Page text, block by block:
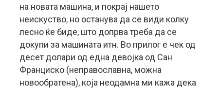
на новата машина, и покрај нашето
неискуство, но останува да се види колку
лесно ќе биде, што допрва треба да се
докупи за машината итн. Во прилог е чек од
десет долари од една девојка од Сан
Франциско (неправославна, можна
новообратена), која неодамна ми кажа дека